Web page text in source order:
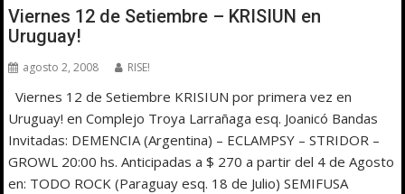
Viernes 12 de Setiembre – KRISIUN en
Uruguay!
agosto 2, 2008 RISE!
Viernes 12 de Setiembre KRISIUN por primera vez en
Uruguay! en Complejo Troya Larrañaga esq. Joanicó Bandas
Invitadas: DEMENCIA (Argentina) – ECLAMPSY – STRIDOR –
GROWL 20:00 hs. Anticipadas a $ 270 a partir del 4 de Agosto
en: TODO ROCK (Paraguay esq. 18 de Julio) SEMIFUSA